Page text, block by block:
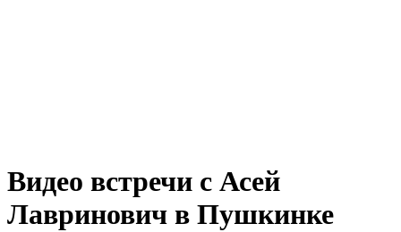
Видео встречи с Асей
Лавринович в Пушкинке